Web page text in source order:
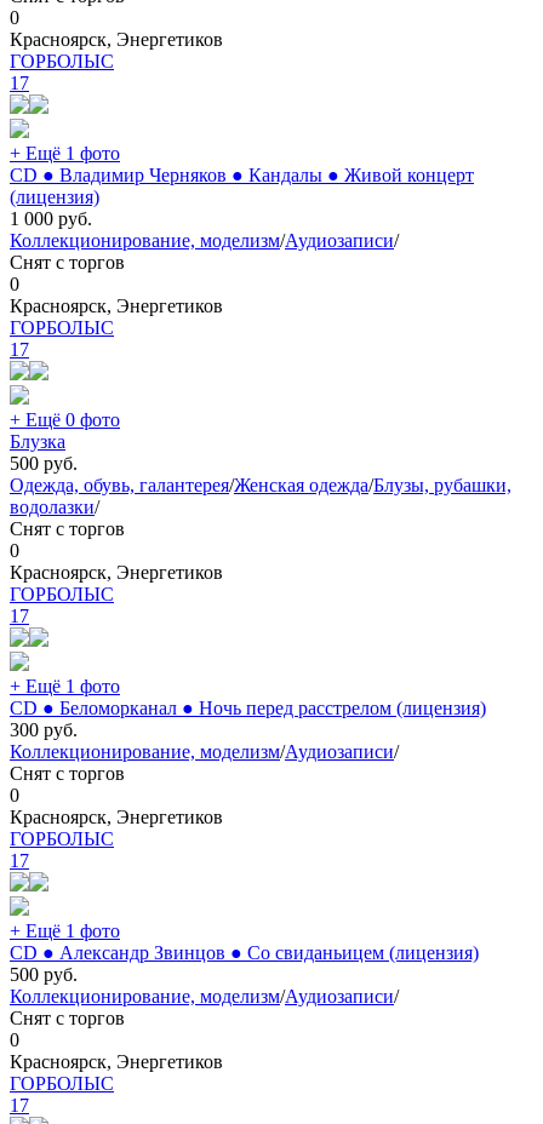
0
Красноярск, Энергетиков
ГОРБОЛЫС
17
+ Ещё 1 фото
CD ● Владимир Черняков ● Кандалы ● Живой концерт
(лицензия)
1 000 руб.
Коллекционирование, моделизм/Аудиозаписи/
Снят с торгов
0
Красноярск, Энергетиков
ГОРБОЛЫС
17
+ Ещё 0 фото
Блузка
500 руб.
Одежда, обувь, галантерея/Женская одежда/Блузы, рубашки,
водолазки/
Снят с торгов
0
Красноярск, Энергетиков
ГОРБОЛЫС
17
+ Ещё 1 фото
CD ● Беломорканал ● Ночь перед расстрелом (лицензия)
300 руб.
Коллекционирование, моделизм/Аудиозаписи/
Снят с торгов
0
Красноярск, Энергетиков
ГОРБОЛЫС
17
+ Ещё 1 фото
CD ● Александр Звинцов ● Со свиданьицем (лицензия)
500 руб.
Коллекционирование, моделизм/Аудиозаписи/
Снят с торгов
0
Красноярск, Энергетиков
ГОРБОЛЫС
17